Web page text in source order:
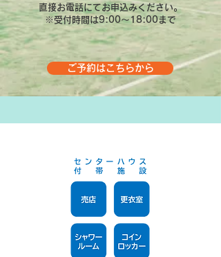
直接お電話にてお申込みください。
​※受付時間は9:00～18:00まで
ご予約はこちらから